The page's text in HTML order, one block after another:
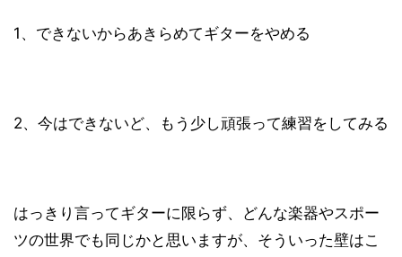
1、できないからあきらめてギターをやめる
2、今はできないど、もう少し頑張って練習をしてみる
はっきり言ってギターに限らず、どんな楽器やスポー
ツの世界でも同じかと思いますが、そういった壁はこ